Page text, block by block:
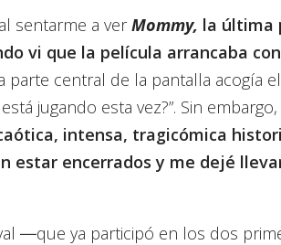
sentarme a verMommy, la última
vi que la película arrancaba
parte central de la pantalla acogía
jugando esta vez?”. Sin embargo,
intensa, tragicómica
estar encerrados y me dejé
―que ya participó en los dos